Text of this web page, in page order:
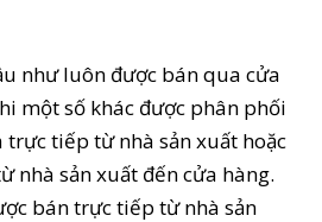
như luôn được bán qua cửa
một số khác được phân phối
trực tiếp từ nhà sản xuất hoặc
nhà sản xuất đến cửa hàng.
bán trực tiếp từ nhà sản